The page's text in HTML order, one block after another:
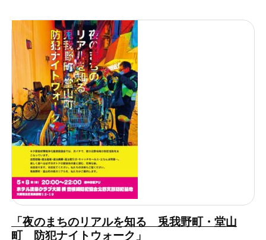
「夜のまちのリアルを知る 兎我野町・堂山
町 防犯ナイトウォーク」